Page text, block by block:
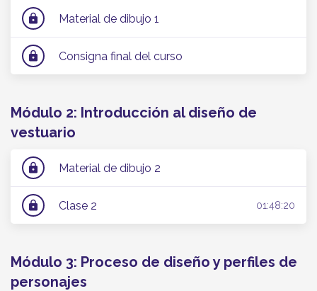
lock Material de dibujo 1
lock Consigna final del curso
Módulo 2: Introducción al diseño de
vestuario
lock Material de dibujo 2
lock Clase 2 01:48:20
Módulo 3: Proceso de diseño y perfiles de
personajes